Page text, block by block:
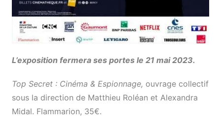
L’exposition fermera ses portes le 21 mai 2023.
Top Secret : Cinéma & Espionnage, ouvrage collectif
sous la direction de Matthieu Roléan et Alexandra
Midal. Flammarion, 35€.